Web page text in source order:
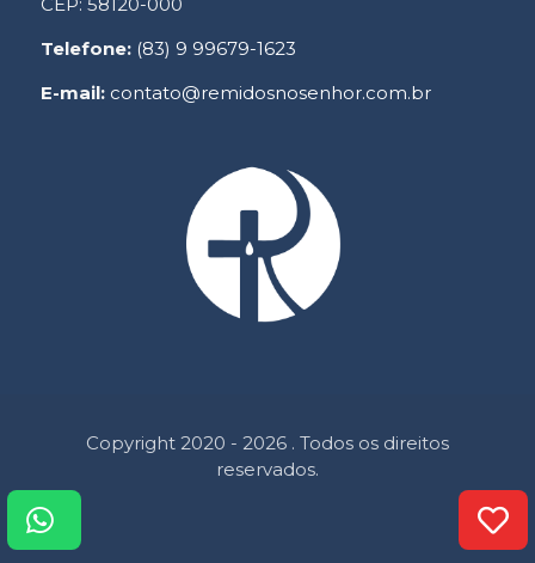
Telefone: (83) 9 99679-1623
E-mail: contato@remidosnosenhor.com.br
Copyright 2020 - 2026 . Todos os direitos
reservados.